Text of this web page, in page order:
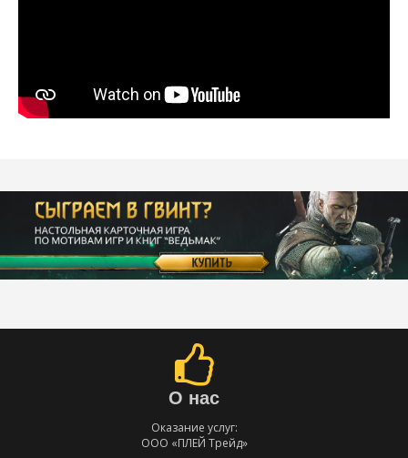
О нас
Оказание услуг:
ООО «ПЛЕЙ Трейд»